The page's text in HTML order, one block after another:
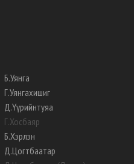
Б.Уянга
Г.Уянгахишиг
Д.Үүрийнтуяа
Г.Хосбаяр
Б.Хэрлэн
Д.Цогтбаатар